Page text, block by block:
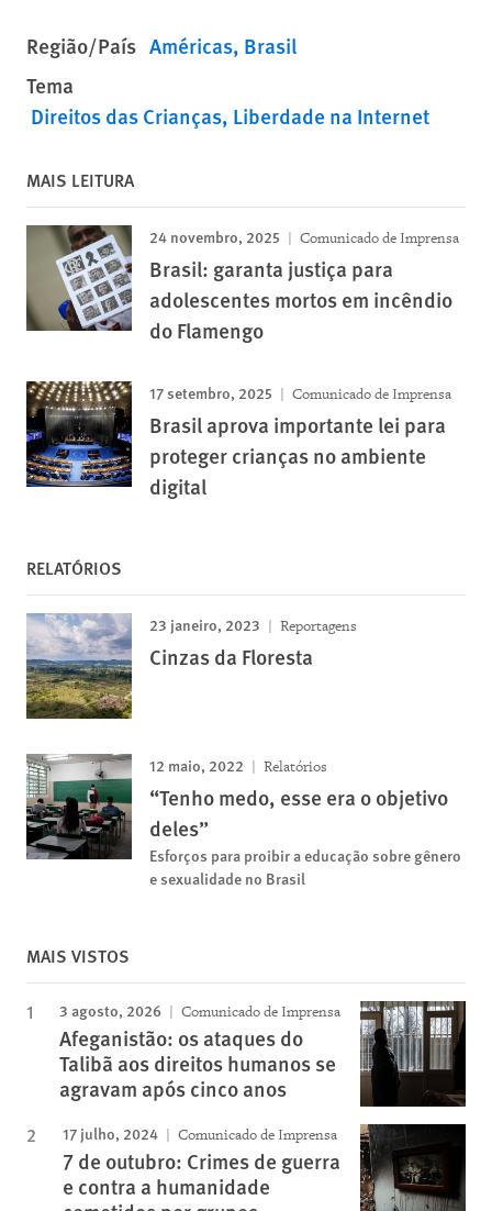
Região/País Américas Brasil
Tema
Direitos das Crianças Liberdade na Internet
MAIS LEITURA
24 novembro, 2025 Comunicado de Imprensa
Brasil: garanta justiça para
adolescentes mortos em incêndio
do Flamengo
17 setembro, 2025 Comunicado de Imprensa
Brasil aprova importante lei para
proteger crianças no ambiente
digital
RELATÓRIOS
23 janeiro, 2023 Reportagens
Cinzas da Floresta
12 maio, 2022 Relatórios
“Tenho medo, esse era o objetivo
deles”
Esforços para proibir a educação sobre gênero
e sexualidade no Brasil
MAIS VISTOS
3 agosto, 2026 Comunicado de Imprensa
Afeganistão: os ataques do
Talibã aos direitos humanos se
agravam após cinco anos
17 julho, 2024 Comunicado de Imprensa
7 de outubro: Crimes de guerra
e contra a humanidade